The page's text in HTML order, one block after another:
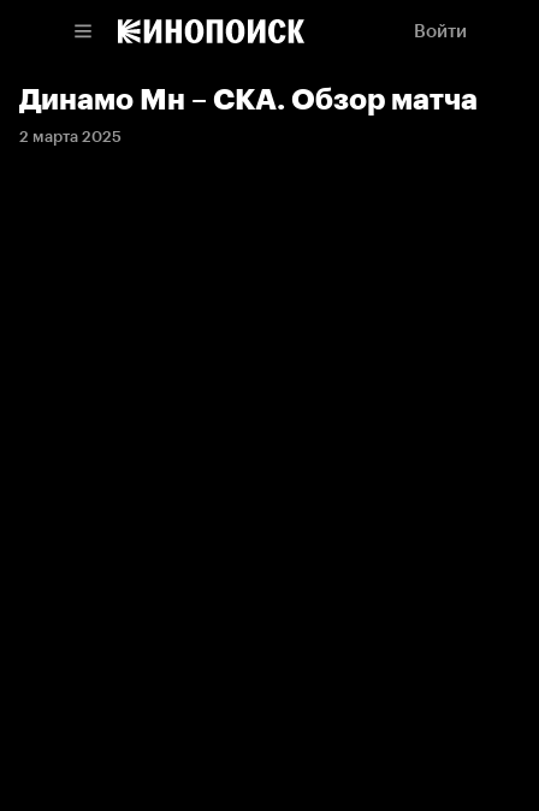
Войти
Динамо Мн – СКА. Обзор матча
2 марта 2025